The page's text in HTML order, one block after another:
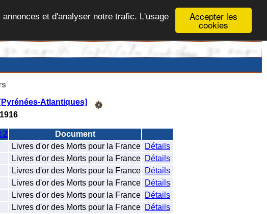
Accepter les
cookies
et d'analyser notre trafic. L'usage
Atlantiques]
1916
2
Document
Livres d'or des Morts pour la France Détails
Livres d'or des Morts pour la France Détails
Livres d'or des Morts pour la France Détails
Livres d'or des Morts pour la France Détails
Livres d'or des Morts pour la France Détails
Livres d'or des Morts pour la France Détails